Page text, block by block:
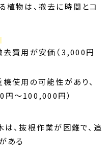
植物は、撤去に時間とコ
費用が安価（3,000円
使用の可能性があり、
円～100,000円）
、抜根作業が困難で、追
ある